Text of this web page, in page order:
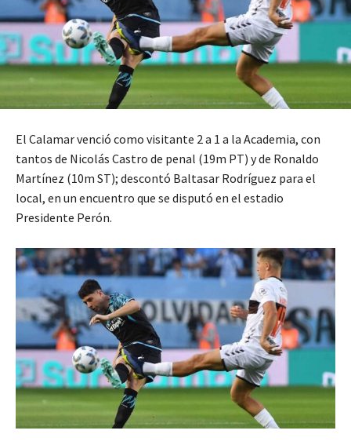
El Calamar venció como visitante 2 a 1 a la Academia, con
tantos de Nicolás Castro de penal (19m PT) y de Ronaldo
Martínez (10m ST); descontó Baltasar Rodríguez para el
local, en un encuentro que se disputó en el estadio
Presidente Perón.